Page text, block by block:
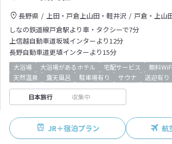
長野県 上田・戸倉上山田・軽井沢
戸倉・上山
しなの鉄道線戸倉駅より車・タクシーで7分
上信越自動車道坂城インターより12分
長野自動車道更埴インターより15分
大浴場 大浴場があるホテル 宅配サービス 無料
天然温泉
露天風呂 駐車場有り サウナ 送迎有り
日本旅行 収集中
JR＋宿泊プラン 航